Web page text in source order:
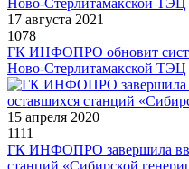
17 августа 2021
1078
ГК ИНФОПРО обновит
Ново-Стерлитамакской ТЭЦ
15 апреля 2020
1111
ГК ИНФОПРО завершила
станций «Сибирской